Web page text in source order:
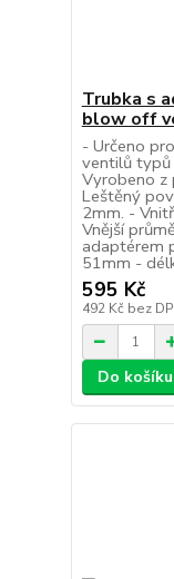
Trubka s
blow off
- Určeno
ventilů typů
Vyrobeno z
Leštěný
2mm. -
Vnější
adaptérem
51mm -
595 Kč
492 Kč bez
Do